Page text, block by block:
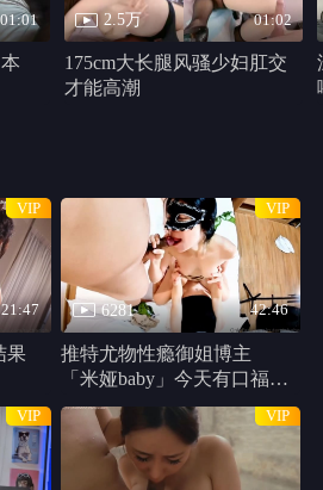
克里斯汀·帕克,马修·凯文·安德森,史蒂芬妮·拉文
斯,Cadence,Compton